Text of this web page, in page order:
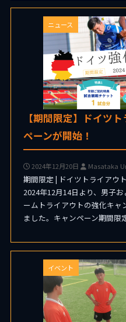
ニュース
【期間限定】ドイツ
ペーンが開始！
2024年12月20日 Masataka
期間限定 | ドイツトライアウ
2024年12月14日より、男子
ームトライアウトの強化キャ
ました。キャンペーン期間
イベント